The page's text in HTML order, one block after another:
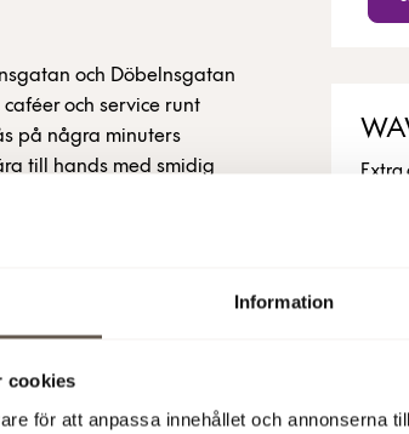
Information
cookies
för att anpassa innehållet och annonserna
och Döbelnsgatan
och service runt
på några minuters
till hands med smidig
Extra
Alla bilder